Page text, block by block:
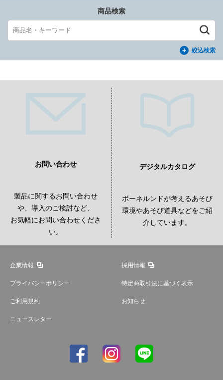
商品検索
絞込検索
お問い合わせ
製品に関するお問い合わせ
や、導入のご検討など、
お気軽にお問い合わせくださ
い。
デジタルカタログ
ボーネルンドが考えるあそび
環境やあそび道具などをご紹
介しています。
企業情報 採用情報
プライバシーポリシー 特定商取引法に基づく表示
ご利用規約 お知らせ
ニュースレター